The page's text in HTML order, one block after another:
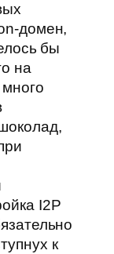
домен,
бы
на
I2P
к